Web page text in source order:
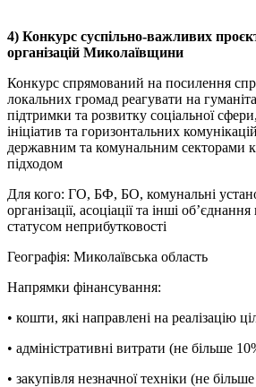
4) Конкурс суспільно-важливих
організацій Миколаївщини
Конкурс спрямований на посилення
локальних громад реагувати на
підтримки та розвитку соціальної
ініціатив та горизонтальних
державним та комунальним секторами
підходом
Для кого: ГО, БФ, БО, комунальні
організації, асоціації та інші
статусом неприбутковості
Географія: Миколаївська область
Напрямки фінансування:
• кошти, які направлені на реалізацію
• адміністративні витрати (не більше
• закупівля незначної техніки (не